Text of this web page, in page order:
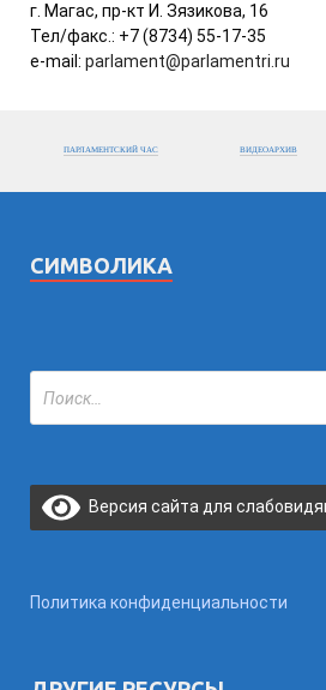
г. Магас, пр-кт И. Зязикова, 16
Тел/факс.: +7 (8734) 55-17-35
e-mail: parlament@parlamentri.ru
ПАРЛАМЕНТСКИЙ ЧАС ВИДЕОАРХИВ
СИМВОЛИКА
Версия сайта для
Политика конфиденциальности